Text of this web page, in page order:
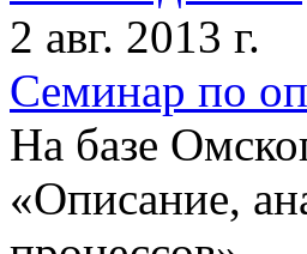
2 авг. 2013 г.
Семинар по
На базе
«Описание,